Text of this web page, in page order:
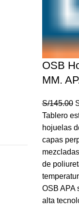
OSB
MM.
S/145.00
Tablero
hojuelas
capas
de
OSB APA
alta